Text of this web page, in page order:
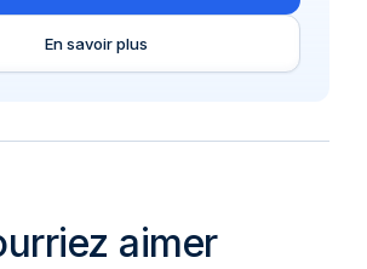
En savoir plus
aimer